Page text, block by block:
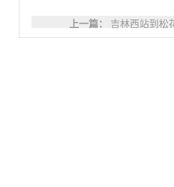
上一篇： 吉林西站到松